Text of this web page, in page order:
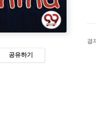
공유하기
결